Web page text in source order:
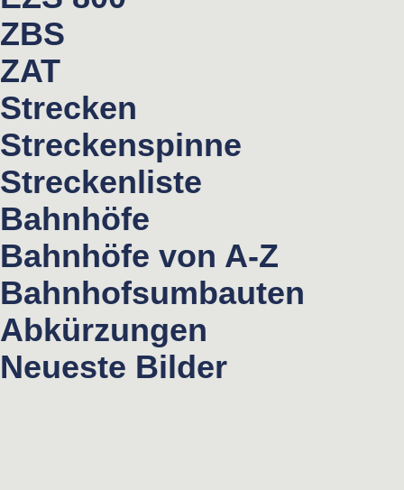
ZBS
ZAT
Strecken
Streckenspinne
Streckenliste
Bahnhöfe
Bahnhöfe von A-Z
Bahnhofsumbauten
Abkürzungen
Neueste Bilder